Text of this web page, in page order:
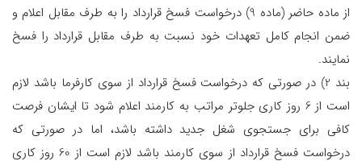
از ماده حاضر (ماده 9) درخواست فسخ قرارداد را به طرف مقابل اعلام و
ضمن انجام کامل تعهدات خود نسبت به طرف مقابل قرارداد را فسخ
نمایند.
بند 2) در صورتی که درخواست فسخ قرارداد از سوی کارفرما باشد لازم
است از 6 روز کاری جلوتر مراتب به کارمند اعلام شود تا ایشان فرصت
کافی برای جستجوی شغل جدید داشته باشد، اما در صورتی که
درخواست فسخ قرارداد از سوی کارمند باشد لازم است از 60 روز کاری